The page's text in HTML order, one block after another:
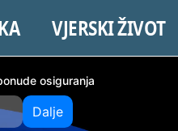
VJERSKI ŽIVOT
osiguranja
Dalje